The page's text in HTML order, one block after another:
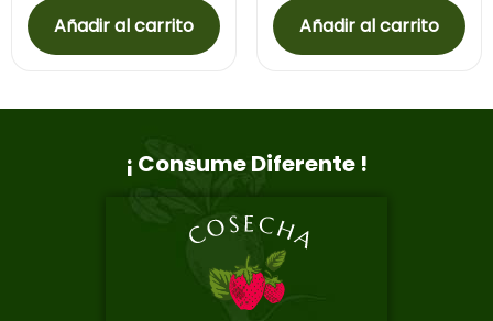
Añadir al carrito Añadir al carrito
¡ Consume Diferente !